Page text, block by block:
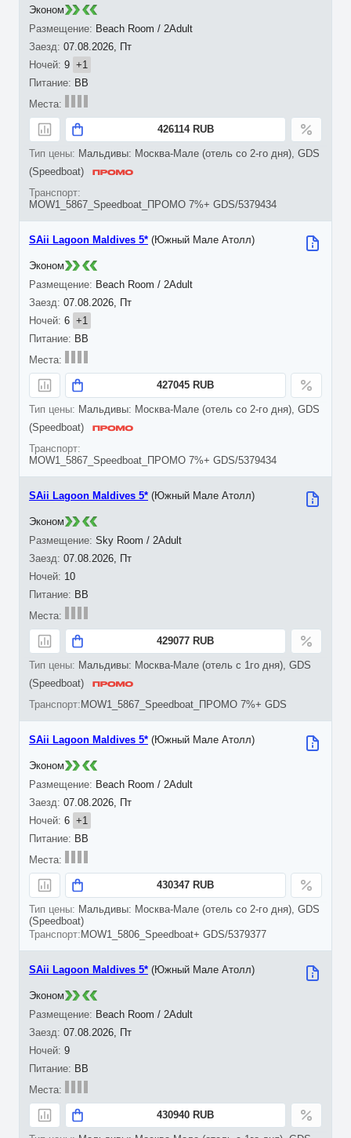
07.08.2026, Пт
9 +1
Beach Room / 2Adult
BB
426114 RUB
Мальдивы: Москва-Мале (отель со 2-го дня), GDS
(Speedboat)
MOW1_5867_Speedboat_ПРОМО 7%+ GDS/5379434
Эконом
07.08.2026, Пт
6 +1
SAii Lagoon Maldives 5* (Южный Мале Атолл)
Beach Room / 2Adult
BB
427045 RUB
Мальдивы: Москва-Мале (отель со 2-го дня), GDS
(Speedboat)
MOW1_5867_Speedboat_ПРОМО 7%+ GDS/5379434
Эконом
07.08.2026, Пт
10
SAii Lagoon Maldives 5* (Южный Мале Атолл)
Sky Room / 2Adult
BB
429077 RUB
Мальдивы: Москва-Мале (отель с 1го дня), GDS
(Speedboat)
MOW1_5867_Speedboat_ПРОМО 7%+ GDS
Эконом
07.08.2026, Пт
6 +1
SAii Lagoon Maldives 5* (Южный Мале Атолл)
Beach Room / 2Adult
BB
430347 RUB
Мальдивы: Москва-Мале (отель со 2-го дня), GDS
(Speedboat)
MOW1_5806_Speedboat+ GDS/5379377
Эконом
07.08.2026, Пт
9
SAii Lagoon Maldives 5* (Южный Мале Атолл)
Beach Room / 2Adult
BB
430940 RUB
Эконом